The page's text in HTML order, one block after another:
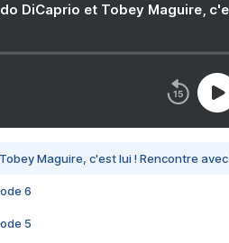
DiCaprio et Tobey Maguire,
Maguire, c'est lui ! Rencontre
6
5